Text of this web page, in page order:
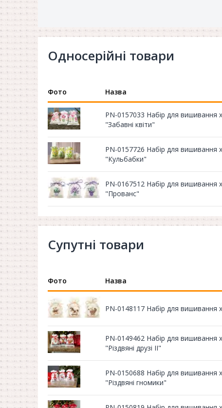
Односерійні товари
Фото Назва
PN-0157033 Набір для вишивання
"Забавні квіти"
PN-0157726 Набір для вишивання
"Кульбабки"
PN-0167512 Набір для вишивання
"Прованс"
Супутні товари
Фото Назва
PN-0148117 Набір для вишивання
PN-0149462 Набір для вишивання
"Різдвяні друзі II"
PN-0150688 Набір для вишивання
"Різдвяні гномики"